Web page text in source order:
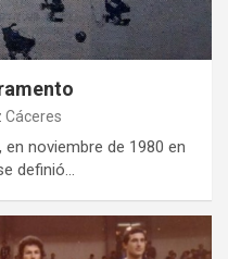
Cáceres
noviembre de 1980 en
definió…